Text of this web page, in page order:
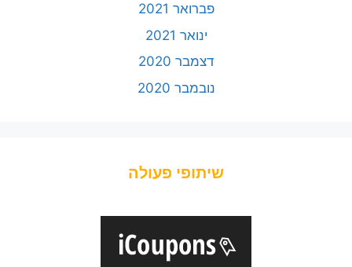
פברואר 2021
ינואר 2021
דצמבר 2020
נובמבר 2020
שיתופי פעולה